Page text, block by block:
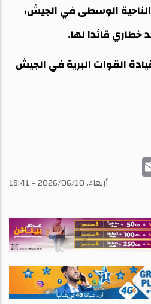
الوسطى في الجيش،
خطاري قائدا لها.
القوات البرية في الجيش
أربعاء, 2026/06/10 - 18:41